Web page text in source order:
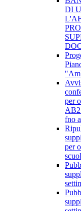
DI
per
fno
per